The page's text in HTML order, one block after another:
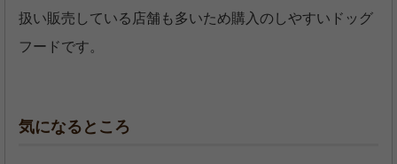
扱い販売している店舗も多いため購入のしやすいドッグ
フードです。
気になるところ